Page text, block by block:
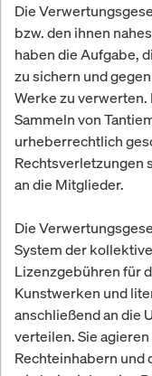
Die
bzw. den ihnen
haben die Aufgabe,
zu sichern und
Werke zu
Sammeln von
urheberrechtlich
Rechtsverletzungen
an die Mitglieder.
Die
System der
Lizenzgebühren für
Kunstwerken und
anschließend an die
verteilen. Sie
Rechteinhabern und